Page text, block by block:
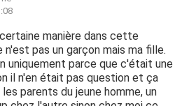
manière dans cette
pas un garçon mais ma fille.
uniquement parce que c'était une
il n'en était pas question et ça
parents du jeune homme, un